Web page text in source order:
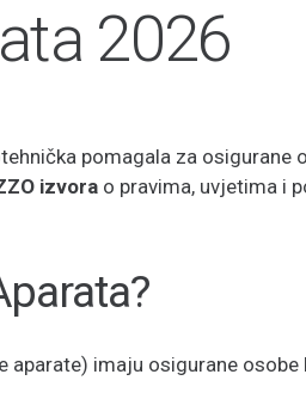
2026
pomagala za osigurane
izvora o pravima, uvjetima i
aparate) imaju osigurane osobe